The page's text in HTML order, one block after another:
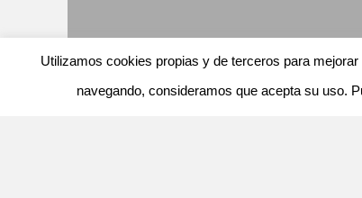
Utilizamos cookies propias y de terceros para
navegando, consideramos que acepta su uso.